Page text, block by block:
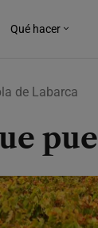
Qué hacer
de Labarca